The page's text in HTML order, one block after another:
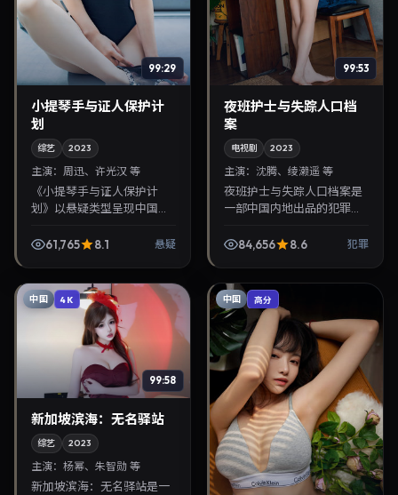
99:29
小提琴手与证人保护计
划
综艺 2023
主演： 周迅、许光汉 等
《小提琴手与证人保护计
划》以悬疑类型呈现中国香
和，主演周迅、许光汉。
口...
61,765 8.1 悬疑
99:53
夜班护士与失踪人口档
案
电视剧 2023
主演：沈腾、绫濑遥 等
夜班护士与失踪人口档案是
一部中国内地出品的犯罪电
绫濑遥等主演，2023年6月
84,656 8.6 犯罪
中国 4K
99:58
新加坡滨海：无名驿站
综艺 2023
主演： 杨幂、朱智勋 等
新加坡滨海：无名驿站是一
中国 高分